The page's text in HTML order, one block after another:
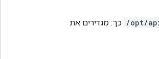
/opt/ כך: מגדירים את